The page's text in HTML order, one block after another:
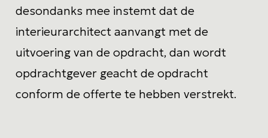
desondanks mee instemt dat de
interieurarchitect aanvangt met de
uitvoering van de opdracht, dan wordt
opdrachtgever geacht de opdracht
conform de offerte te hebben verstrekt.